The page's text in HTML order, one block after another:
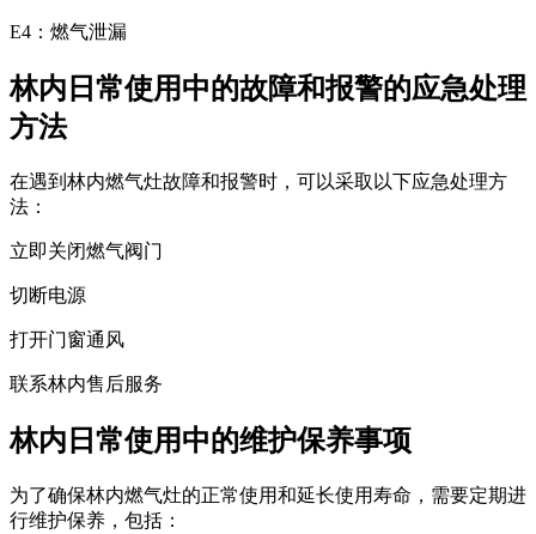
E4：燃气泄漏
林内日常使用中的故障和报警的应急处理
方法
在遇到林内燃气灶故障和报警时，可以采取以下应急处理方
法：
立即关闭燃气阀门
切断电源
打开门窗通风
联系林内售后服务
林内日常使用中的维护保养事项
为了确保林内燃气灶的正常使用和延长使用寿命，需要定期进
行维护保养，包括：